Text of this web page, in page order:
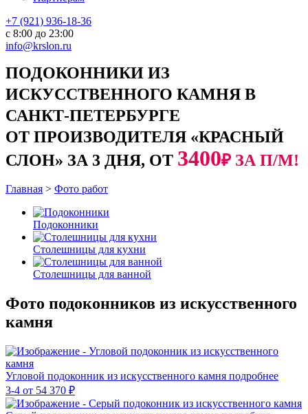
+7 (921) 936-18-36
с 8:00 до 23:00
info@krslon.ru
ПОДОКОННИКИ ИЗ
ИСКУССТВЕННОГО КАМНЯ В
САНКТ-ПЕТЕРБУРГЕ
ОТ ПРОИЗВОДИТЕЛЯ «КРАСНЫЙ
СЛОН» ЗА 3 ДНЯ, ОТ 3400₽ ЗА П/М!
Главная > Фото работ
Подоконники
Столешницы для кухни
Столешницы для ванной
Фото подоконников из искусственного
камня
Угловой подоконник из искусственного камня подробнее
3-4 от 54 370 ₽